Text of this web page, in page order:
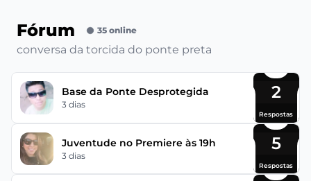
Fórum 35 online
conversa da torcida do ponte preta
Base da Ponte Desprotegida
3 dias
2
Respostas
Juventude no Premiere às 19h
3 dias
5
Respostas